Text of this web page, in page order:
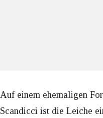
Auf einem ehemaligen
Scandicci ist die Leiche